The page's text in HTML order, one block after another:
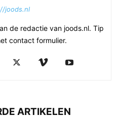
joods.nl
de redactie van joods.nl. Tip
contact formulier.
ARTIKELEN